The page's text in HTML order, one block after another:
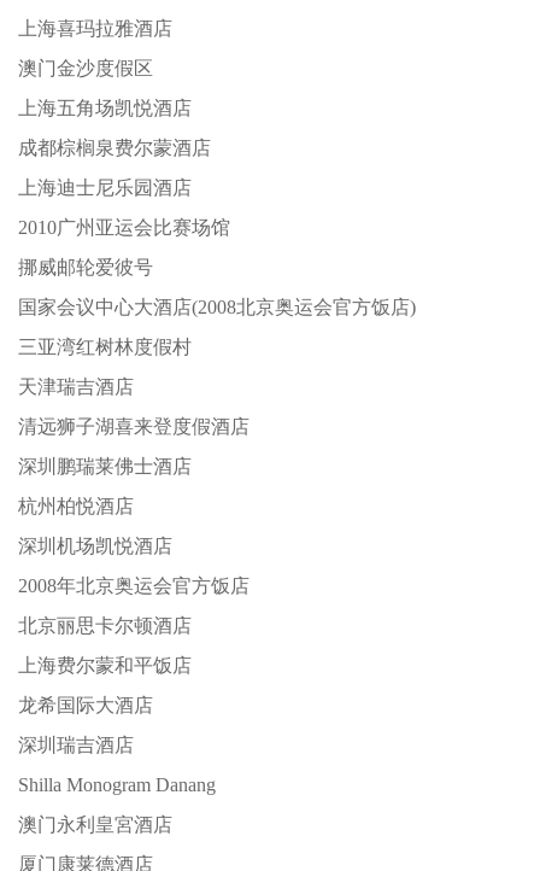
上海喜玛拉雅酒店
澳门金沙度假区
上海五角场凯悦酒店
成都棕榈泉费尔蒙酒店
上海迪士尼乐园酒店
2010广州亚运会比赛场馆
挪威邮轮爱彼号
国家会议中心大酒店(2008北京奥运会官方饭店)
三亚湾红树林度假村
天津瑞吉酒店
清远狮子湖喜来登度假酒店
深圳鹏瑞莱佛士酒店
杭州柏悦酒店
深圳机场凯悦酒店
2008年北京奥运会官方饭店
北京丽思卡尔顿酒店
上海费尔蒙和平饭店
龙希国际大酒店
深圳瑞吉酒店
Shilla Monogram Danang
澳门永利皇宮酒店
厦门康莱德酒店